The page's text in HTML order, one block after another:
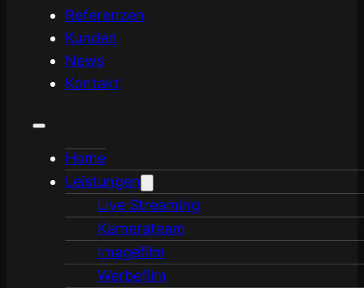
Erklärfilm
Postproduktion
Referenzen
Kunden
Home
Leistungen
Live Streaming
Kamerateam